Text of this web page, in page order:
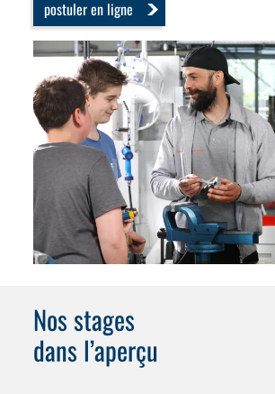
postuler en ligne
Nos stages
dans l’aperçu